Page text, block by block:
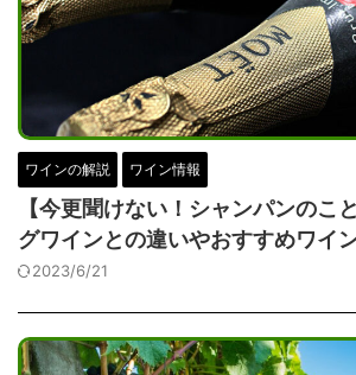
ワインの解説 ワイン情報
【今更聞けない！シャンパンのこ
グワインとの違いやおすすめワイ
2023/6/21